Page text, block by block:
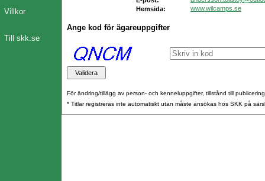
Villkor
Till skk.se
Hemsida:
www.wilcamps.se
Ange kod för ägareuppgifter
För ändring/tillägg av person- och kenneluppgifter, tillstånd till
* Titlar registreras inte automatiskt utan måste ansökas hos SKK på